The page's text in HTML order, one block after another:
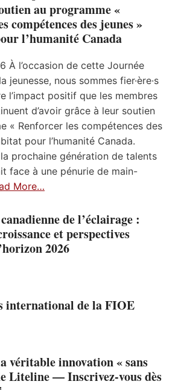
au programme «
compétences des jeunes »
l’humanité Canada
À l’occasion de cette Journée
jeunesse, nous sommes fier·ère·s
l’impact positif que les membres
d’avoir grâce à leur soutien
« Renforcer les compétences des
pour l’humanité Canada.
prochaine génération de talents
face à une pénurie de main-
More…
de l’éclairage :
et perspectives
2026
international de la FIOE
véritable innovation « sans
Liteline — Inscrivez-vous dès